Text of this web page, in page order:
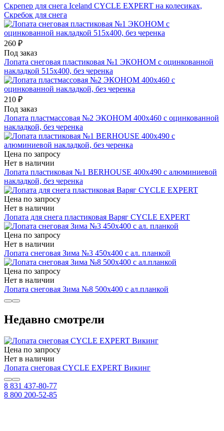
Скрепер для снега Iceland СYCLE EXPERT на колесиках,
Скребок для снега
260 ₽
Под заказ
Лопата снеговая пластиковая №1 ЭКОНОМ с оцинкованной
накладкой 515х400, без черенка
210 ₽
Под заказ
Лопата пластмассовая №2 ЭКОНОМ 400х460 с оцинкованной
накладкой, без черенка
Цена по запросу
Нет в наличии
Лопата пластиковая №1 BERHOUSE 400х490 с алюминиевой
накладкой, без черенка
Цена по запросу
Нет в наличии
Лопата для снега пластиковая Варяг СYCLE EXPERT
Цена по запросу
Нет в наличии
Лопата снеговая Зима №3 450х400 с ал. планкой
Цена по запросу
Нет в наличии
Лопата снеговая Зима №8 500х400 с ал.планкой
Недавно смотрели
Цена по запросу
Нет в наличии
Лопата снеговая СYCLE EXPERT Викинг
8 831 437-80-77
8 800 200-52-85